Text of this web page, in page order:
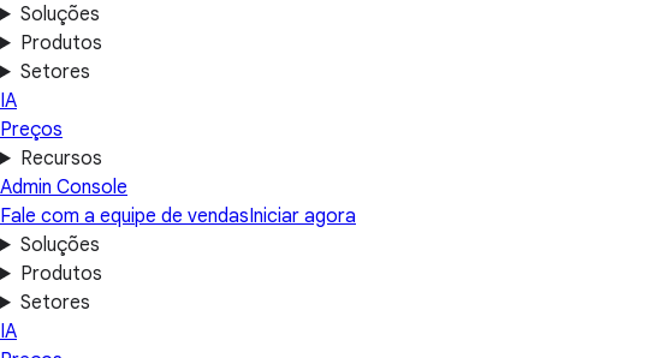
Soluções
Produtos
Setores
IA
Preços
Recursos
Admin Console
Fale com a equipe de vendasIniciar agora
Soluções
Produtos
Setores
IA